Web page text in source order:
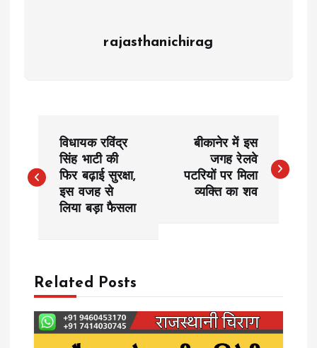
rajasthanichirag
o
n
a
v
विधायक रविंद्र
सिंह भाटी की
फिर बढ़ाई सुरक्षा,
इस वजह से
लिया बड़ा फैसला
बीकानेर में इस
जगह रेलवे
पटरियों पर मिला
व्यक्ति का शव
Related Posts